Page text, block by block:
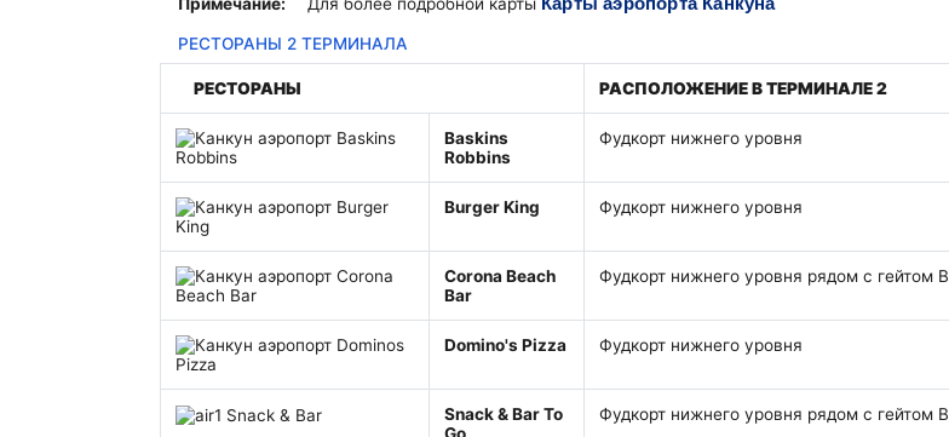
Terminal Transfers Shuttle
Частный транспорт в аэропорту Канкуна
VIP транспорт
КОДЫ ИАТА
Терминал Т3
Как добраться до/из аэропорта Канкуна
Информационный бюллетень
СообществоРЕСТОРАНЫ 2 ТЕРМИНАЛА
РЕСТОРАНЫ РАСПОЛОЖЕНИЕ В ТЕРМИНАЛЕ 2
Baskins
Robbins
Фудкорт нижнего уровня
Burger King Фудкорт нижнего уровня
Corona Beach
Bar
Фудкорт нижнего уровня рядом с гейтом B
Domino's Pizza Фудкорт нижнего уровня
Snack & Bar To
Фудкорт нижнего уровня рядом с гейтом B